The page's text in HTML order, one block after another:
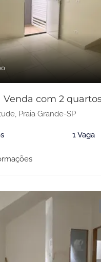
Venda com 2
Praia Grande-SP
1 Vaga